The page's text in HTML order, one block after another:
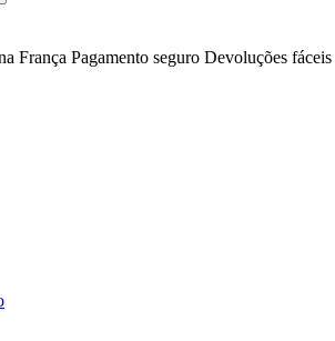
França Pagamento seguro Devoluções fáceis